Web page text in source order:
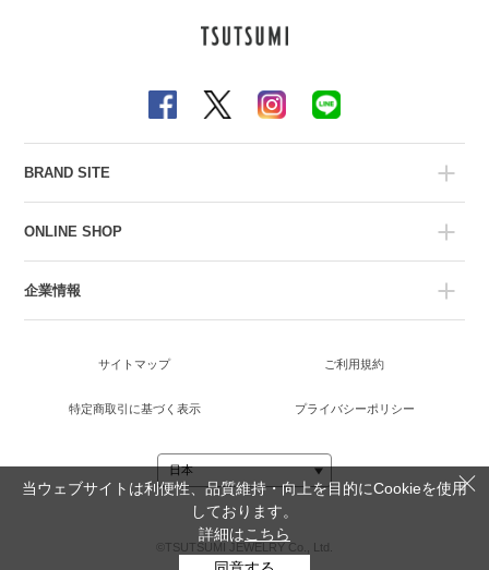
BRAND SITE
ONLINE SHOP
企業情報
サイトマップ ご利用規約
特定商取引に基づく表示 プライバシーポリシー
©TSUTSUMI JEWELRY Co., Ltd.
当ウェブサイトは利便性、品質維持・向上を目的にCookieを使用
しております。
詳細はこちら